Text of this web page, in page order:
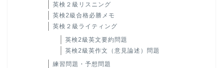
英検２級リスニング
英検2級合格必勝メモ
英検２級ライティング
英検2級英文要約問題
英検2級英作文（意見論述）問題
練習問題・予想問題